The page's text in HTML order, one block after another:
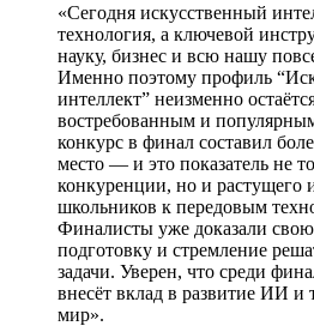
«Сегодня искусственный
технология, а ключевой
науку, бизнес и всю нашу
Именно поэтому профиль
интеллект” неизменно
востребованным и
конкурс в финал составил
место — и это показатель не
конкуренции, но и растущего
школьников к передовым
Финалисты уже доказали
подготовку и стремление
задачи. Уверен, что среди
внесёт вклад в развитие ИИ
мир».